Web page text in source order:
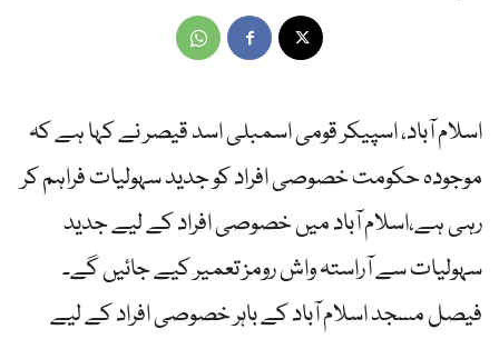
اسلام آباد، اسپیکر قومی اسمبلی اسد قیصر نے کہا ہے کہ
موجودہ حکومت خصوصی افراد کو جدید سہولیات فراہم کر
رہی ہے،اسلام آباد میں خصوصی افراد کے لیے جدید
سہولیات سے آراستہ واش رومز تعمیر کیے جائیں گے۔
فیصل مسجد اسلام آباد کے باہر خصوصی افراد کے لیے